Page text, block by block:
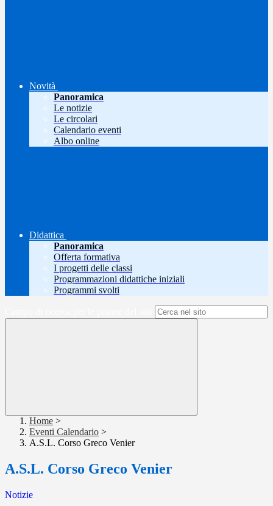
Novità
Panoramica
Le notizie
Le circolari
Calendario eventi
Albo online
Didattica
Panoramica
Offerta formativa
I progetti delle classi
Programmazioni didattiche iniziali
Programmi svolti
Home >
Eventi Calendario >
A.S.L. Corso Greco Venier
A.S.L. Corso Greco Venier
Notizie